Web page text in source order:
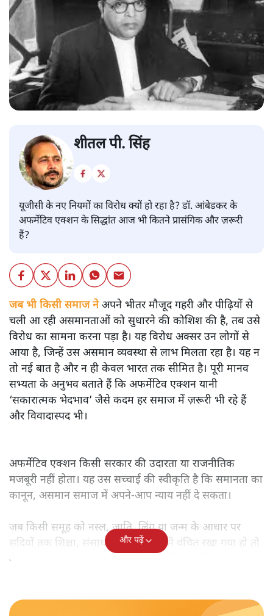
शीतल पी. सिंह
यूजीसी के नए नियमों का विरोध क्यों हो रहा है? डॉ. आंबेडकर के
अफर्मेटिव एक्शन के सिद्धांत आज भी कितने प्रासंगिक और ज़रूरी
हैं?
जब भी किसी समाज नेअपने भीतर मौजूद गहरी और पीढ़ियों से
चली आ रही असमानताओं को सुधारने की कोशिश की है, तब उसे
विरोध का सामना करना पड़ा है। यह विरोध अक्सर उन लोगों से
आया है, जिन्हें उस असमान व्यवस्था से लाभ मिलता रहा है। यह न
तो नई बात है और न ही केवल भारत तक सीमित है। पूरी मानव
सभ्यता के अनुभव बताते हैं कि अफर्मेटिव एक्शन यानी
‘सकारात्मक भेदभाव’ जैसे कदम हर समाज में ज़रूरी भी रहे हैं
और विवादास्पद भी।
अफर्मेटिव एक्शन किसी सरकार की उदारता या राजनीतिक
मजबूरी नहीं होता। यह उस सच्चाई की स्वीकृति है कि समानता का
कानून, असमान समाज में अपने-आप न्याय नहीं दे सकता।
जब किसी समूह को नस्ल, जाति, लिंग या जन्म के आधार पर
सदियों तक शिक्षा, संसाधनों और सम्मान से वंचित रखा गया हो तो
केवल ‘सब बराबर हैं’ कह देने से स्थिति नहीं बदलती।
और पढ़ें